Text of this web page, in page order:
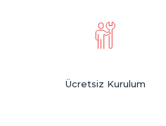
Ücretsiz Kurulum